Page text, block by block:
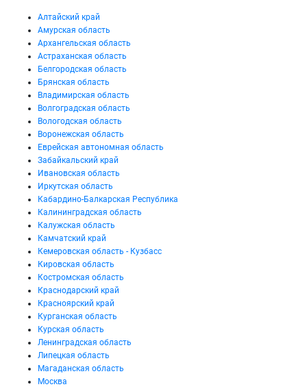
Алтайский край
Амурская область
Архангельская область
Астраханская область
Белгородская область
Брянская область
Владимирская область
Волгоградская область
Вологодская область
Воронежская область
Еврейская автономная область
Забайкальский край
Ивановская область
Иркутская область
Кабардино-Балкарская Республика
Калининградская область
Калужская область
Камчатский край
Кемеровская область - Кузбасс
Кировская область
Костромская область
Краснодарский край
Красноярский край
Курганская область
Курская область
Ленинградская область
Липецкая область
Магаданская область
Москва